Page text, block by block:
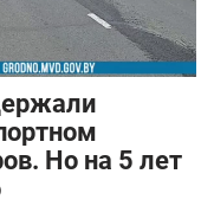
Но на 5 лет